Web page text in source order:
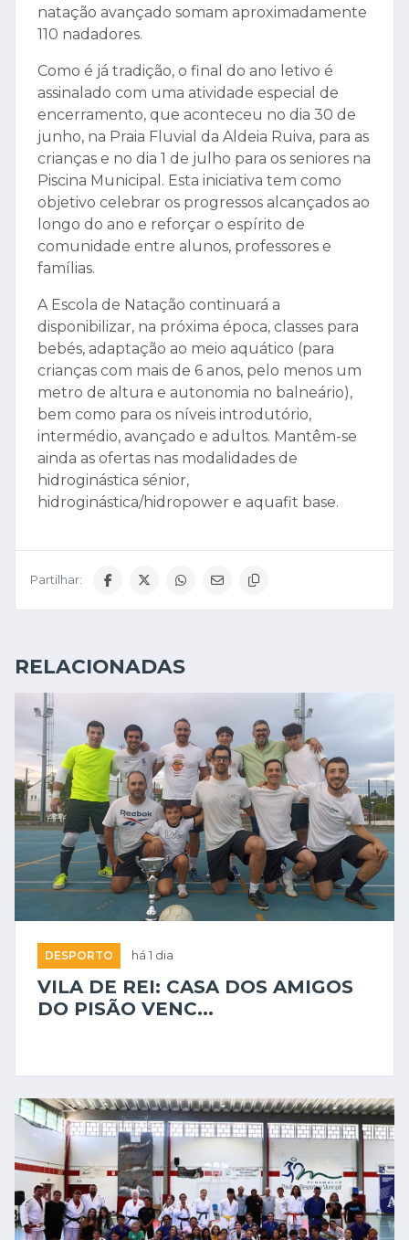
natação avançado somam aproximadamente
110 nadadores.
Como é já tradição, o final do ano letivo é
assinalado com uma atividade especial de
encerramento, que aconteceu no dia 30 de
junho, na Praia Fluvial da Aldeia Ruiva, para as
crianças e no dia 1 de julho para os seniores na
Piscina Municipal. Esta iniciativa tem como
objetivo celebrar os progressos alcançados ao
longo do ano e reforçar o espírito de
comunidade entre alunos, professores e
famílias.
A Escola de Natação continuará a
disponibilizar, na próxima época, classes para
bebés, adaptação ao meio aquático (para
crianças com mais de 6 anos, pelo menos um
metro de altura e autonomia no balneário),
bem como para os níveis introdutório,
intermédio, avançado e adultos. Mantêm-se
ainda as ofertas nas modalidades de
hidroginástica sénior,
hidroginástica/hidropower e aquafit base.
Partilhar:
RELACIONADAS
DESPORTO há 1 dia
VILA DE REI: CASA DOS AMIGOS
DO PISÃO VENC...